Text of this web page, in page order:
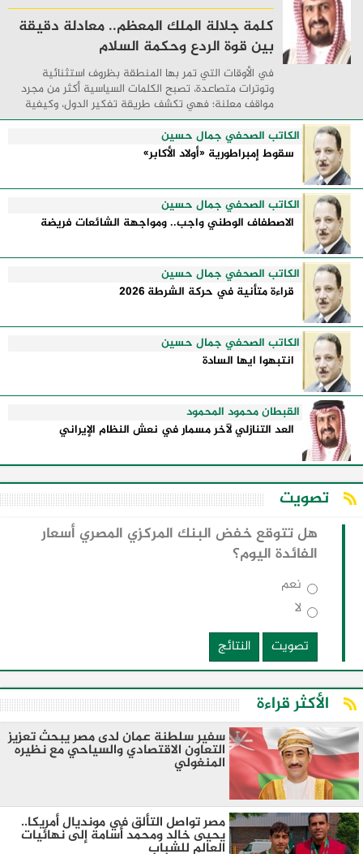
كلمة جلالة الملك المعظم.. معادلة دقيقة
بين قوة الردع وحكمة السلام
في الأوقات التي تمر بها المنطقة بظروف استثنائية
وتوترات متصاعدة، تصبح الكلمات السياسية أكثر من مجرد
مواقف معلنة؛ فهي تكشف طريقة تفكير الدول، وكيفية
إدارتها للأزمات، والحدود التي تفصل بين القوة ...
الكاتب الصحفي جمال حسين
سقوط إمبراطورية «أولاد الأكابر»
الكاتب الصحفي جمال حسين
الاصطفاف الوطني واجب.. ومواجهة الشائعات فريضة
الكاتب الصحفي جمال حسين
قراءة متأنية في حركة الشرطة 2026
الكاتب الصحفي جمال حسين
انتبهوا ايها السادة
القبطان محمود المحمود
العد التنازلي لآخر مسمار في نعش النظام الإيراني
تصويت
هل تتوقع خفض البنك المركزي المصري أسعار
الفائدة اليوم؟
نعم
لا
تصويت
النتائج
الأكثر قراءة
سفير سلطنة عمان لدى مصر يبحث تعزيز
التعاون الاقتصادي والسياحي مع نظيره
المنغولي ​
مصر تواصل التألق في مونديال أمريكا..
يحيى خالد ومحمد أسامة إلى نهائيات
العالم للشباب